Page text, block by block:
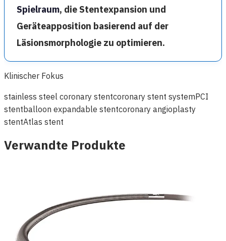
Spielraum, die Stentexpansion und
Geräteapposition basierend auf der
Läsionsmorphologie zu optimieren.
Klinischer Fokus
stainless steel coronary stentcoronary stent systemPCI
stent balloon expandable stentcoronary angioplasty
stentAtlas stent
Verwandte Produkte